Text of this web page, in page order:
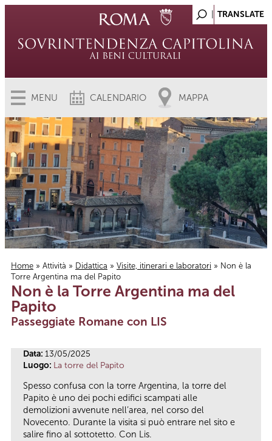
MENU CALENDARIO MAPPA
Tu sei qui
Home » Attività » Didattica » Visite, itinerari e laboratori » Non è la
Torre Argentina ma del Papito
Non è la Torre Argentina ma del
Papito
Passeggiate Romane con LIS
Data: 13/05/2025
Luogo: La torre del Papito
Spesso confusa con la torre Argentina, la torre del
Papito è uno dei pochi edifici scampati alle
demolizioni avvenute nell’area, nel corso del
Novecento. Durante la visita si può entrare nel sito e
salire fino al sottotetto. Con Lis.